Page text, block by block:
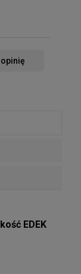
EDEK